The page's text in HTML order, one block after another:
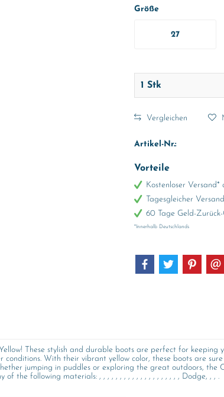
Größe
27
Vergleichen
Artikel-Nr.:
Vorteile
Kostenloser
Tagesgleicher
60 Tage Geld-
*Innerhalb Deutschlands
These stylish and durable boots are perfect for
With their vibrant yellow color, these boots are
jumping in puddles or exploring the great outdoors, the
the following materials: , , , , , , , , , , , , , , , , , , , , Dodge, , , .